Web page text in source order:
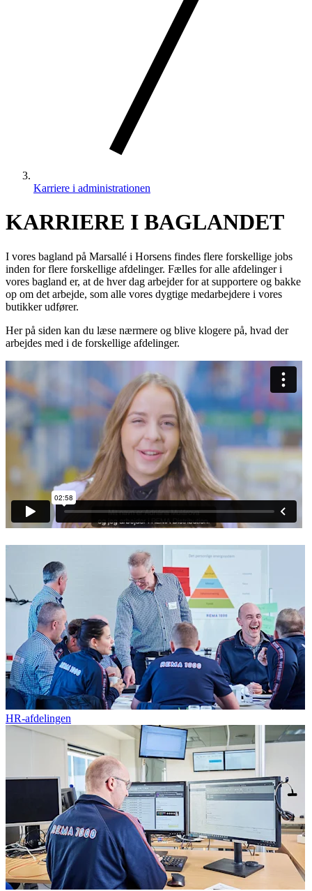
Karriere i administrationen
KARRIERE I BAGLANDET
I vores bagland på Marsallé i Horsens findes flere forskellige jobs
inden for flere forskellige afdelinger. Fælles for alle afdelinger i
vores bagland er, at de hver dag arbejder for at supportere og bakke
op om det arbejde, som alle vores dygtige medarbejdere i vores
butikker udfører.
Her på siden kan du læse nærmere og blive klogere på, hvad der
arbejdes med i de forskellige afdelinger.
HR-afdelingen